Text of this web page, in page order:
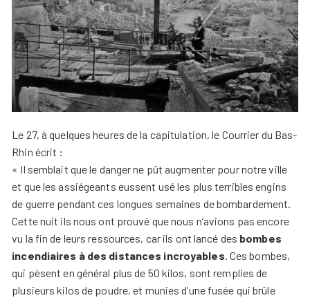
Le 27, à quelques heures de la capitulation, le Courrier du Bas-
Rhin écrit :
« Il semblait que le danger ne pût augmenter pour notre ville
et que les assiégeants eussent usé les plus terribles engins
de guerre pendant ces longues semaines de bombardement.
Cette nuit ils nous ont prouvé que nous n’avions pas encore
vu la fin de leurs ressources, car ils ont lancé des bombes
incendiaires à des distances incroyables. Ces bombes,
qui pèsent en général plus de 50 kilos, sont remplies de
plusieurs kilos de poudre, et munies d’une fusée qui brûle